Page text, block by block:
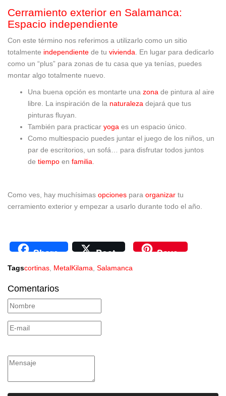
Cerramiento exterior en Salamanca:
Espacio independiente
Con este término nos referimos a utilizarlo como un sitio
totalmente independiente de tu vivienda . En lugar para dedicarlo
como un “plus” para zonas de tu casa que ya tenías, puedes
montar algo totalmente nuevo.
Una buena opción es montarte una zona de pintura al aire
libre. La inspiración de la naturaleza dejará que tus
pinturas fluyan.
También para practicar yoga es un espacio único.
Como multiespacio puedes juntar el juego de los niños, un
par de escritorios, un sofá… para disfrutar todos juntos
de tiempo en familia
Como ves, hay muchísimas opciones para organizar tu
cerramiento exterior y empezar a usarlo durante todo el año.
Share Post Save
Tagscortinas MetalKilama Salamanca
Comentarios